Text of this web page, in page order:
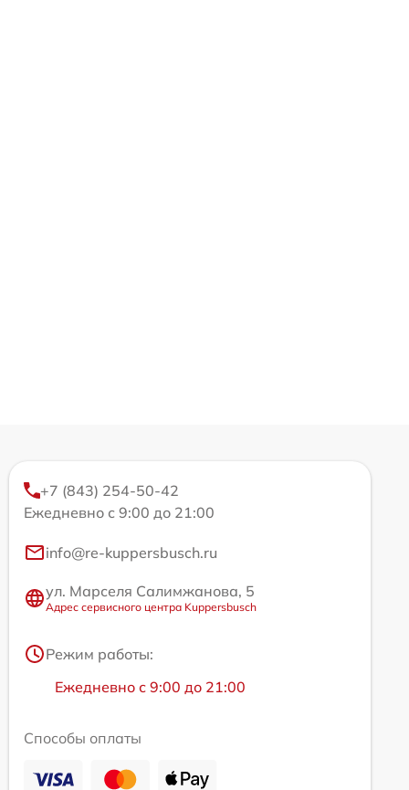
+7 (843) 254-50-42
Ежедневно с 9:00 до 21:00
info@re-kuppersbusch.ru
ул. Марселя Салимжанова, 5
Адрес сервисного центра Kuppersbusch
Режим работы:
Ежедневно с 9:00 до 21:00
Способы оплаты